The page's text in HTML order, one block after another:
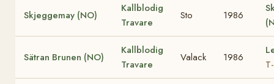
Skjeggemay (NO)
Kallblodig
Travare
Sto 1986
Sätran Brunen (NO)
Kallblodig
Travare
Valack 1986